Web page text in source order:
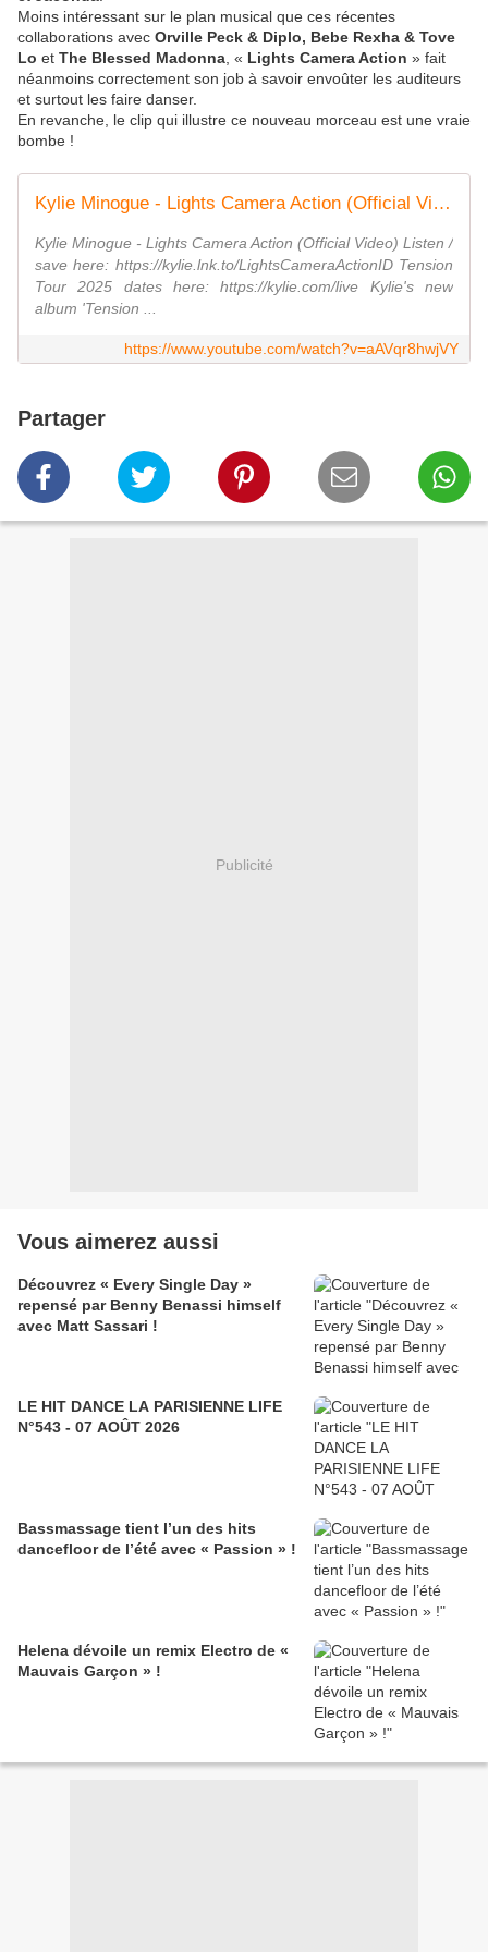
Moins intéressant sur le plan musical que ces récentes
collaborations avec Orville Peck & Diplo, Bebe Rexha & Tove
Lo et The Blessed Madonna , « Lights Camera Action » fait
néanmoins correctement son job à savoir envoûter les auditeurs
et surtout les faire danser.
En revanche, le clip qui illustre ce nouveau morceau est une vraie
bombe !
Kylie Minogue - Lights Camera Action (Official Video)
Kylie Minogue - Lights Camera Action (Official Video) Listen /
save here: https://kylie.lnk.to/LightsCameraActionID Tension
Tour 2025 dates here: https://kylie.com/live Kylie's new
album 'Tension ...
https://www.youtube.com/watch?v=aAVqr8hwjVY
Partager
Publicité
Vous aimerez aussi
Découvrez « Every Single Day »
repensé par Benny Benassi himself
avec Matt Sassari !
LE HIT DANCE LA PARISIENNE LIFE
N°543 - 07 AOÛT 2026
Bassmassage tient l’un des hits
dancefloor de l’été avec « Passion » !
Helena dévoile un remix Electro de «
Mauvais Garçon » !